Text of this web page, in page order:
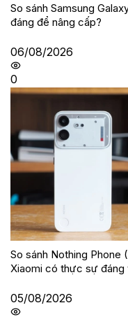
So sánh Samsung
đáng để nâng cấp?
06/08/2026
0
So sánh Nothing Phone
Xiaomi có thực sự đáng
05/08/2026